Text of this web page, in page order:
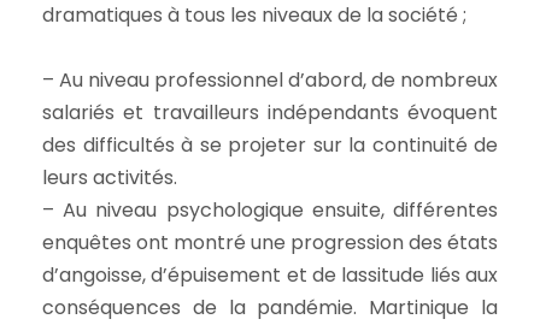
dramatiques à tous les niveaux de la société ;
– Au niveau professionnel d’abord, de nombreux
salariés et travailleurs indépendants évoquent
des difficultés à se projeter sur la continuité de
leurs activités.
– Au niveau psychologique ensuite, différentes
enquêtes ont montré une progression des états
d’angoisse, d’épuisement et de lassitude liés aux
conséquences de la pandémie. Martinique la